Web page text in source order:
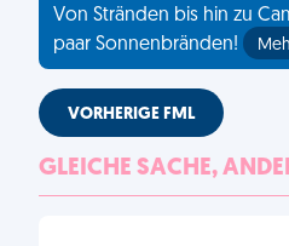
Von Stränden bis hin zu
paar Sonnenbränden!
VORHERIGE FML
GLEICHE SACHE,